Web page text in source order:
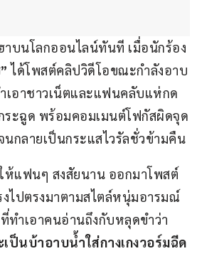
าบนโลกออนไลน์ทันที เมื่อนักร้อง
ได้โพสต์คลิปวิดีโอขณะกำลังอาบ
เอาชาวเน็ตและแฟนคลับแห่กด
ระฉูด พร้อมคอมเมนต์โฟกัสผิดจุด
กลายเป็นกระแสไวรัลชั่วข้ามคืน
ห้แฟนๆ สงสัยนาน ออกมาโพสต์
ไปตรงมาตามสไตล์หนุ่มอารมณ์
ำเอาคนอ่านถึงกับหลุดขำว่า
ป็นบ้าอาบน้ำใส่กางเกงวอร์มฉีด